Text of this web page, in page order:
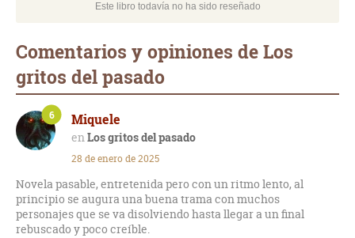
Este libro todavía no ha sido reseñado
Comentarios y opiniones de Los
gritos del pasado
Miquele
Los gritos del pasado
6
28 de enero de 2025
Novela pasable, entretenida pero con un ritmo lento, al
principio se augura una buena trama con muchos
personajes que se va disolviendo hasta llegar a un final
rebuscado y poco creíble.